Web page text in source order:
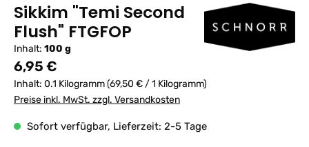
Sikkim "Temi Second
Flush" FTGFOP
Inhalt: 100 g
Regulärer Preis:
6,95 €
Inhalt: 0.1 Kilogramm(69,50 € / 1 Kilogramm)
Preise inkl. MwSt. zzgl. Versandkosten
Sofort verfügbar, Lieferzeit: 2-5 Tage